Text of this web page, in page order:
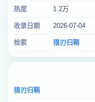
热度 1.2万
收录日期 2026-07-04
检索 猎刃归鞘
猎刃归鞘